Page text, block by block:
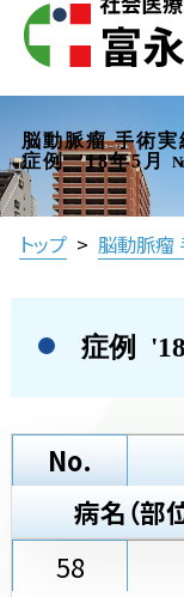
脳動脈瘤 手術実
症例 '18年5月
トップ > 脳動脈瘤
症例
No.
病名（部
58